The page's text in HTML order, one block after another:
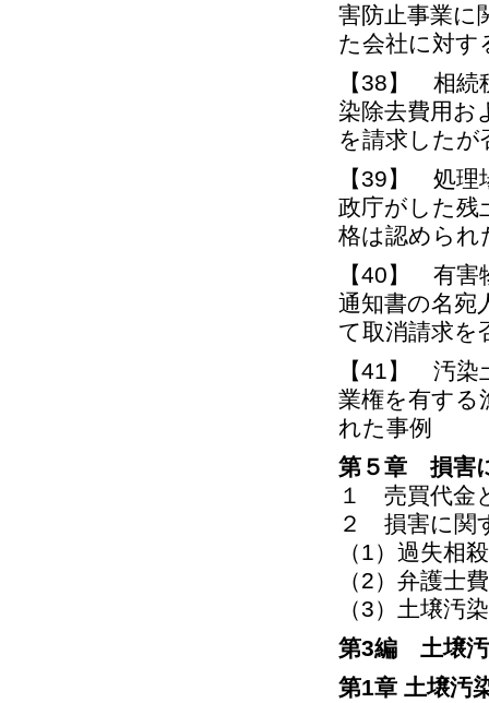
害防止事業に
た会社に対す
【38】 相続
染除去費用お
を請求したが
【39】 処理
政庁がした残
格は認められ
【40】 有害
通知書の名宛
て取消
【41】 汚染
業権を有する
れた事例
第５章 損害
１ 売買代金
２ 損害に関
（1）過失相殺
（2）弁護士
（3）土壌汚
第3編 土壌汚
第1章 土壌汚